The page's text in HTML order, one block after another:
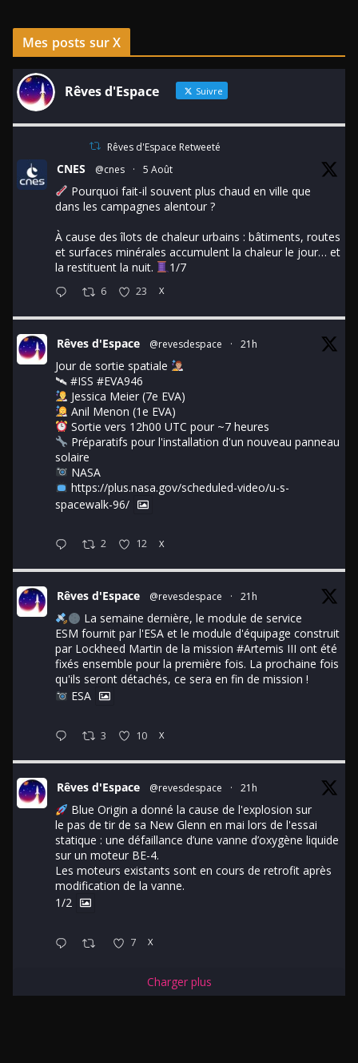
Mes posts sur X
Rêves d'Espace Suivre
Rêves d'Espace Retweeté
CNES @cnes · 5 Août
Pourquoi fait-il souvent plus chaud en ville que
dans les campagnes alentour ?
À cause des îlots de chaleur urbains : bâtiments, routes
et surfaces minérales accumulent la chaleur le jour… et
la restituent la nuit.
1/7
6 23 X
Rêves d'Espace @revesdespace · 21h
Jour de sortie spatiale
🛰 #ISS #EVA946
Jessica Meier (7e EVA)
Anil Menon (1e EVA)
Sortie vers 12h00 UTC pour ~7 heures
Préparatifs pour l'installation d'un nouveau panneau
solaire
NASA
https://plus.nasa.gov/scheduled-video/u-s-
spacewalk-96/
2 12 X
Rêves d'Espace @revesdespace · 21h
La semaine dernière, le module de service
ESM fournit par l'ESA et le module d'équipage construit
par Lockheed Martin de la mission #Artemis III ont été
fixés ensemble pour la première fois. La prochaine fois
qu'ils seront détachés, ce sera en fin de mission !
ESA
3 10 X
Rêves d'Espace @revesdespace · 21h
Blue Origin a donné la cause de l'explosion sur
le pas de tir de sa New Glenn en mai lors de l'essai
statique : une défaillance d’une vanne d’oxygène liquide
sur un moteur BE-4.
Les moteurs existants sont en cours de retrofit après
modification de la vanne.
1/2
7 X
Charger plus